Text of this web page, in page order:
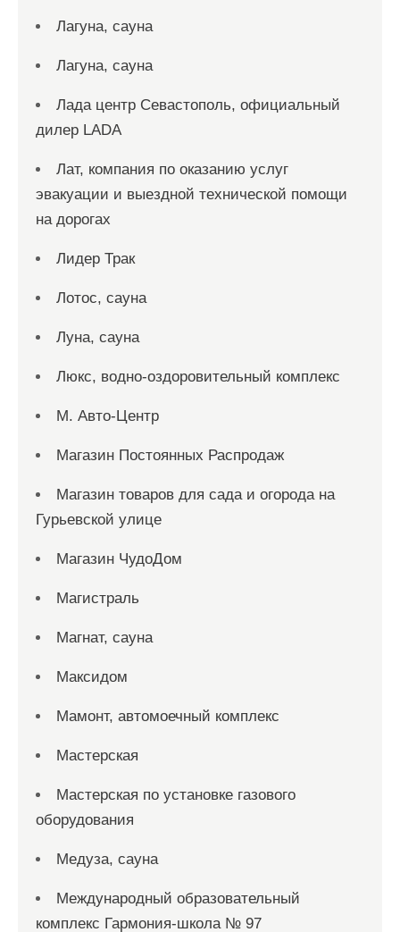
Лагуна, сауна
Лагуна, сауна
Лада центр Севастополь, официальный
дилер LADA
Лат, компания по оказанию услуг
эвакуации и выездной технической помощи
на дорогах
Лидер Трак
Лотос, сауна
Луна, сауна
Люкс, водно-оздоровительный комплекс
М. Авто-Центр
Магазин Постоянных Распродаж
Магазин товаров для сада и огорода на
Гурьевской улице
Магазин ЧудоДом
Магистраль
Магнат, сауна
Максидом
Мамонт, автомоечный комплекс
Мастерская
Мастерская по установке газового
оборудования
Медуза, сауна
Международный образовательный
комплекс Гармония-школа № 97